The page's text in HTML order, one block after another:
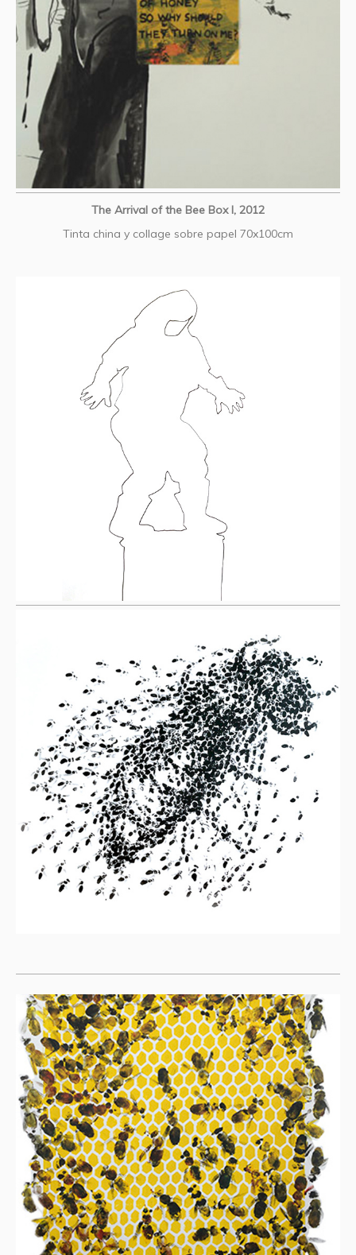
The Arrival of the Bee Box I, 2012
Tinta china y collage sobre papel 70x100cm